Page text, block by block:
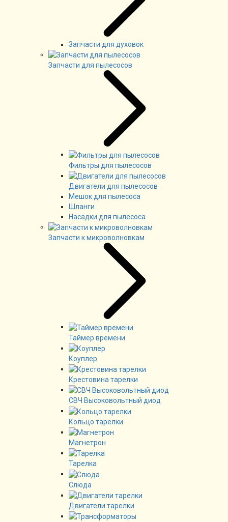
Запчасти для духовок
Запчасти для пылесосов
Фильтры для пылесосов
Двигатели для пылесосов
Мешок для пылесоса
Шланги
Насадки для пылесоса
Запчасти к микроволновкам
Таймер времени
Коуплер
Крестовина тарелки
СВЧ Высоковольтный диод
Кольцо тарелки
Магнетрон
Тарелка
Слюда
Двигатели тарелки